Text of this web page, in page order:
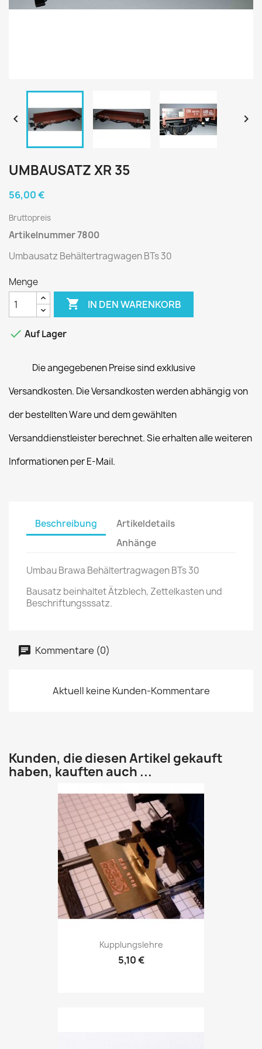
 
UMBAUSATZ XR 35
56,00 €
Bruttopreis
Artikelnummer 7800
Umbausatz Behältertragwagen BTs 30
Menge
 IN DEN WARENKORB
 Auf Lager
Die angegebenen Preise sind exklusive
Versandkosten. Die Versandkosten werden abhängig von
der bestellten Ware und dem gewählten
Versanddienstleister berechnet. Sie erhalten alle weiteren
Informationen per E-Mail.
Beschreibung
Artikeldetails
Anhänge
Umbau Brawa Behältertragwagen BTs 30
Bausatz beinhaltet Ätzblech, Zettelkasten und
Beschriftungsssatz.
Kommentare (0)
Aktuell keine Kunden-Kommentare
Kunden, die diesen Artikel gekauft
haben, kauften auch ...
Kupplungslehre
5,10 €